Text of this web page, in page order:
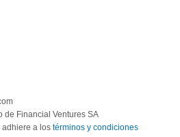
de Financial Ventures SA
adhiere a los términos y condiciones